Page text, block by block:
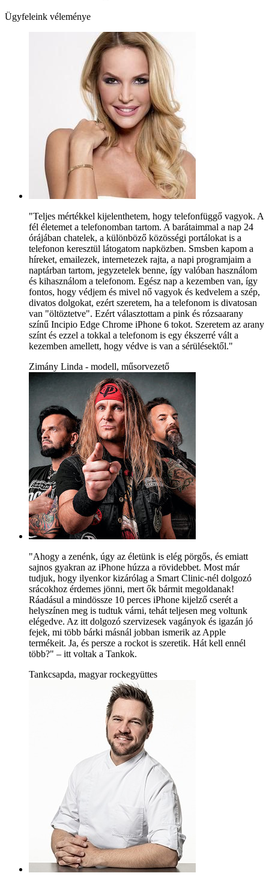
Ügyfeleink véleménye
"Teljes mértékkel kijelenthetem, hogy telefonfüggő vagyok. A
fél életemet a telefonomban tartom. A barátaimmal a nap 24
órájában chatelek, a különböző közösségi portálokat is a
telefonon keresztül látogatom napközben. Smsben kapom a
híreket, emailezek, internetezek rajta, a napi programjaim a
naptárban tartom, jegyzetelek benne, így valóban használom
és kihasználom a telefonom. Egész nap a kezemben van, így
fontos, hogy védjem és mivel nő vagyok és kedvelem a szép,
divatos dolgokat, ezért szeretem, ha a telefonom is divatosan
van "öltöztetve". Ezért választottam a pink és rózsaarany
színű Incipio Edge Chrome iPhone 6 tokot. Szeretem az arany
színt és ezzel a tokkal a telefonom is egy ékszerré vált a
kezemben amellett, hogy védve is van a sérülésektől."
Zimány Linda - modell, műsorvezető
"Ahogy a zenénk, úgy az életünk is elég pörgős, és emiatt
sajnos gyakran az iPhone húzza a rövidebbet. Most már
tudjuk, hogy ilyenkor kizárólag a Smart Clinic-nél dolgozó
srácokhoz érdemes jönni, mert ők bármit megoldanak!
Ráadásul a mindössze 10 perces iPhone kijelző cserét a
helyszínen meg is tudtuk várni, tehát teljesen meg voltunk
elégedve. Az itt dolgozó szervizesek vagányok és igazán jó
fejek, mi több bárki másnál jobban ismerik az Apple
termékeit. Ja, és persze a rockot is szeretik. Hát kell ennél
több?" – itt voltak a Tankok.
Tankcsapda, magyar rockegyüttes